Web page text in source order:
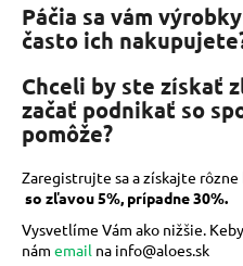
Páčia sa vám
často ich
Chceli by ste získať
začať podnikať so
pomôže?
Zaregistrujte sa a získajte
so zľavou 5%, prípadne 30%.
Vysvetlíme Vám ako nižšie.
nám email na info@aloes.sk
r
e
b
u
j
t
e
n